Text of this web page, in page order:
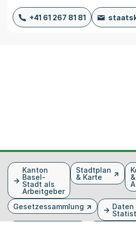
+41 61 267 81 81
FusszeileKanton
Basel-
Stadt als
Arbeitgeber
Stadtplan
& Karte
&
Gesetzessammlung
Daten